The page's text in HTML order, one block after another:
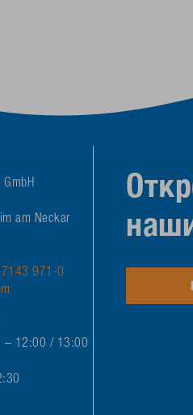
GmbH
am Neckar
971-0
– 12:00 / 13:00